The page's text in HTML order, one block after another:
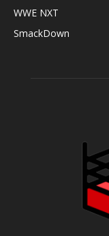
WWE NXT
SmackDown